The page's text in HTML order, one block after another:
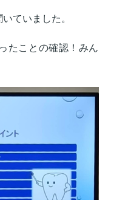
ていました。
たことの確認！ みん